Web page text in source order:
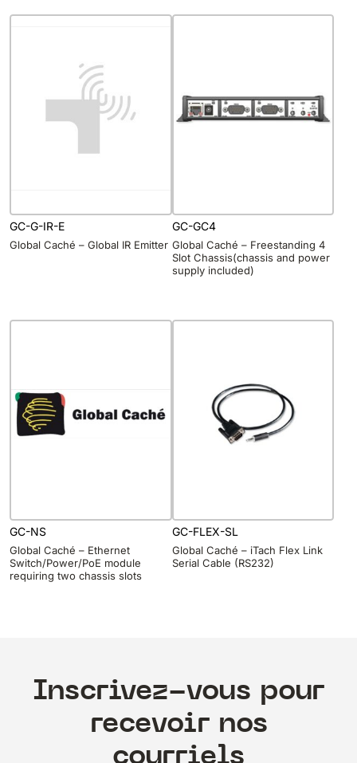
GC-G-IR-E
Global Caché – Global IR Emitter
GC-GC4
Global Caché – Freestanding 4
Slot Chassis(chassis and power
supply included)
GC-NS
Global Caché – Ethernet
Switch/Power/PoE module
requiring two chassis slots
GC-FLEX-SL
Global Caché – iTach Flex Link
Serial Cable (RS232)
Inscrivez-vous pour
recevoir nos
courriels